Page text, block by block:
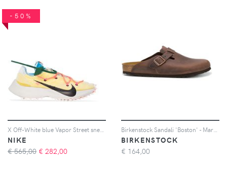
-50%
NIKE
€ 565,00 € 282,00
BIRKENSTOCK
€ 164,00